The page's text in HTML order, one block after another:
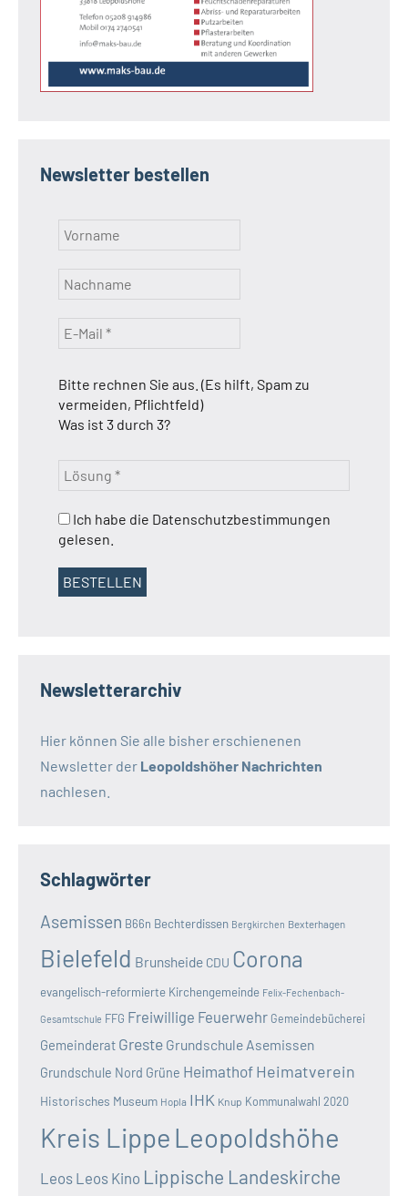
Newsletter bestellen
Bitte rechnen Sie aus. (Es hilft, Spam zu
vermeiden, Pflichtfeld)
Was ist 3 durch 3?
Ich habe die Datenschutzbestimmungen
gelesen.
Newsletterarchiv
Hier können Sie alle bisher erschienenen
Newsletter der Leopoldshöher Nachrichten
nachlesen.
Schlagwörter
Asemissen B66n Bechterdissen Bergkirchen Bexterhagen
Bielefeld Brunsheide CDU Corona
evangelisch-reformierte Kirchengemeinde Felix-Fechenbach-
Gesamtschule FFG Freiwillige Feuerwehr Gemeindebücherei
Gemeinderat Greste Grundschule Asemissen
Grundschule Nord Grüne Heimathof Heimatverein
Historisches Museum Hopla IHK Knup Kommunalwahl 2020
Kreis Lippe Leopoldshöhe
Leos Leos Kino Lippische Landeskirche